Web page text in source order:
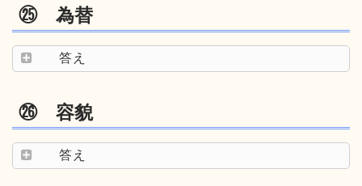
㉕ 為替
答え
㉖ 容貌
答え